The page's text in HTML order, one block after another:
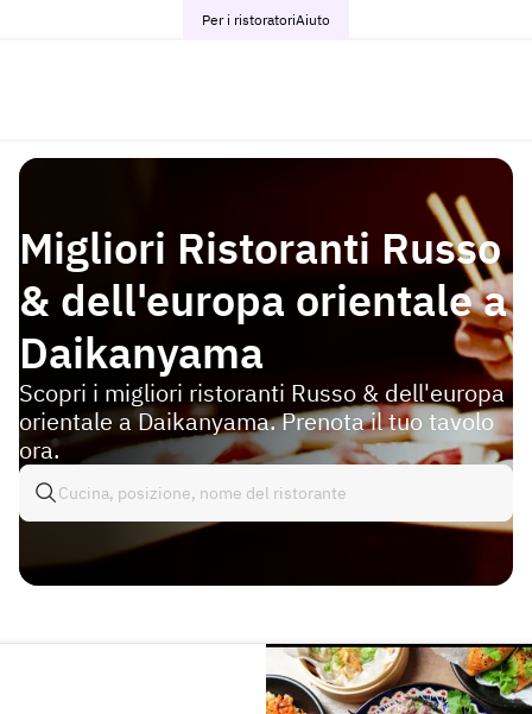
Per i ristoratoriAiuto
Migliori Ristoranti Russo
& dell'europa orientale a
Daikanyama
Scopri i migliori ristoranti Russo & dell'europa
orientale a Daikanyama. Prenota il tuo tavolo
ora.